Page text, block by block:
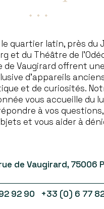
quartier latin, près du
et du Théâtre de
de Vaugirard offrent une
d’appareils
et de curiosités.
vous accueille du
à vos questions,
et vous aider à
de Vaugirard, 75006
92 90 +33 (0) 6 77